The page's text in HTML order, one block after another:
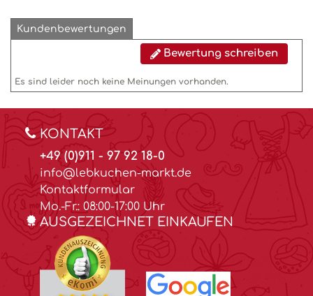
Kundenbewertungen
Bewertung schreiben
Es sind leider noch keine Meinungen vorhanden.
KONTAKT
+49 (0)911 - 97 92 18-0
info@lebkuchen-markt.de
Kontaktformular
Mo.-Fr.: 08:00-17:00 Uhr
AUSGEZEICHNET EINKAUFEN